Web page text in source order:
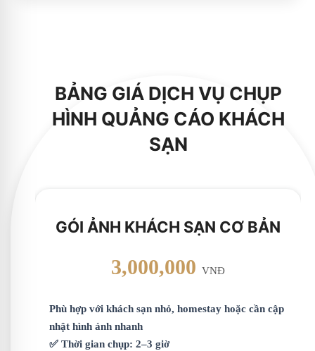
BẢNG GIÁ DỊCH VỤ CHỤP
HÌNH QUẢNG CÁO KHÁCH
SẠN
GÓI ẢNH KHÁCH SẠN CƠ BẢN
3,000,000 VNĐ
Phù hợp với khách sạn nhỏ, homestay hoặc cần cập
nhật hình ảnh nhanh
✅ Thời gian chụp: 2–3 giờ